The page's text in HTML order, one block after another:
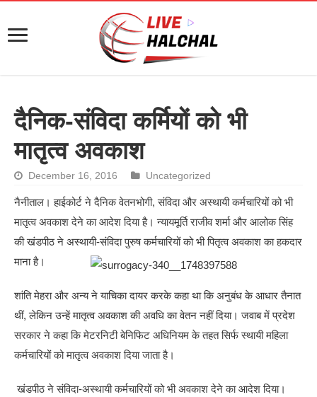
दैनिक-संविदा कर्मियों को भी
मातृत्व अवकाश
December 16, 2016 Uncategorized
नैनीताल। हाईकोर्ट ने दैनिक वेतनभोगी, संविदा और अस्थायी कर्मचारियों को भी
मातृत्व अवकाश देने का आदेश दिया है। न्यायमूर्ति राजीव शर्मा और आलोक सिंह
की खंडपीठ ने अस्थायी-संविदा पुरुष कर्मचारियों को भी पितृत्व अवकाश का हकदार
माना है।
शांति मेहरा और अन्य ने याचिका दायर करके कहा था कि अनुबंध के आधार तैनात
थीं, लेकिन उन्हें मातृत्व अवकाश की अवधि का वेतन नहीं दिया। जवाब में प्रदेश
सरकार ने कहा कि मेटरनिटी बेनिफिट अधिनियम के तहत सिर्फ स्थायी महिला
कर्मचारियों को मातृत्व अवकाश दिया जाता है।
खंडपीठ ने संविदा-अस्थायी कर्मचारियों को भी अवकाश देने का आदेश दिया।